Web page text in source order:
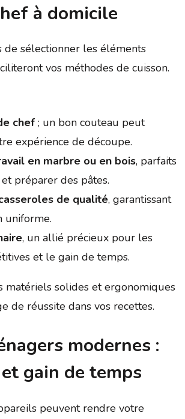
à domicile
de sélectionner les éléments
vos méthodes de cuisson.
chef; un bon couteau peut
expérience de découpe.
en marbre ou en bois, parfaits
préparer des pâtes.
de qualité, garantissant
uniforme.
, un allié précieux pour les
et le gain de temps.
matériels solides et ergonomiques
de réussite dans vos recettes.
modernes :
gain de temps
peuvent rendre votre